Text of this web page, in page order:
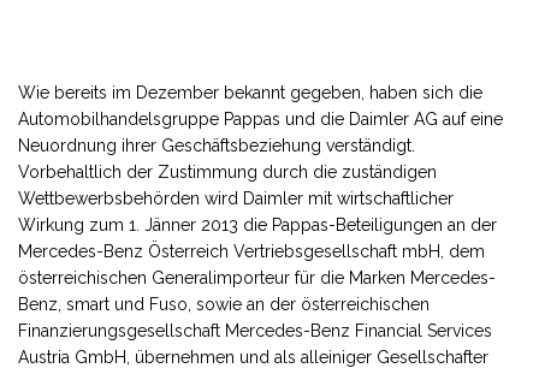
Wie bereits im Dezember bekannt gegeben, haben sich die
Automobilhandelsgruppe Pappas und die Daimler AG auf eine
Neuordnung ihrer Geschäftsbeziehung verständigt.
Vorbehaltlich der Zustimmung durch die zuständigen
Wettbewerbsbehörden wird Daimler mit wirtschaftlicher
Wirkung zum 1. Jänner 2013 die Pappas-Beteiligungen an der
Mercedes-Benz Österreich Vertriebsgesellschaft mbH, dem
österreichischen Generalimporteur für die Marken Mercedes-
Benz, smart und Fuso, sowie an der österreichischen
Finanzierungsgesellschaft Mercedes-Benz Financial Services
Austria GmbH, übernehmen und als alleiniger Gesellschafter